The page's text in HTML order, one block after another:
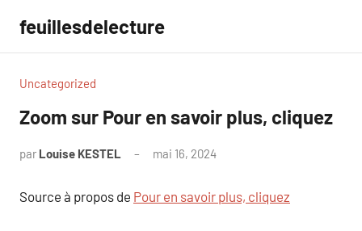
contenu
feuillesdelecture
Uncategorized
Zoom sur Pour en savoir plus, cliquez
par Louise KESTEL mai 16, 2024
Source à propos de Pour en savoir plus, cliquez